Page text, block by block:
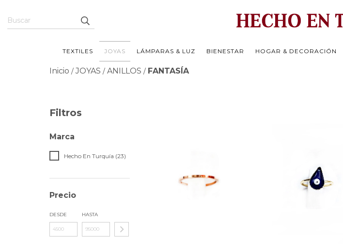
TEXTILES JOYAS LÁMPARAS & LUZ BIENESTAR HOGAR & DECORACIÓN
Inicio / JOYAS / ANILLOS / FANTASÍA
Filtros
Marca
Hecho En Turquía (23)
Precio
DESDE HASTA